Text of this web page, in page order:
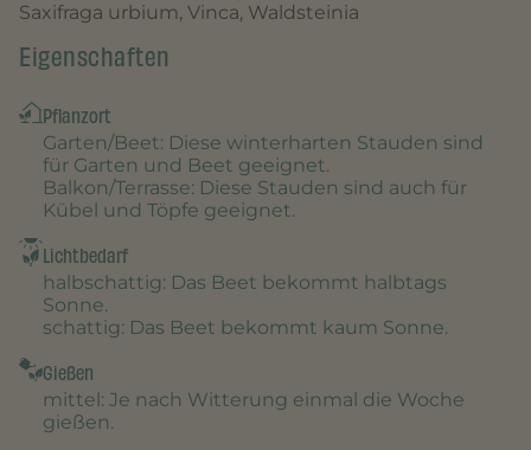
Saxifraga urbium, Vinca, Waldsteinia
Eigenschaften
Pflanzort
Garten/Beet: Diese winterharten Stauden sind
für Garten und Beet geeignet.
Balkon/Terrasse: Diese Stauden sind auch für
Kübel und Töpfe geeignet.
Lichtbedarf
halbschattig: Das Beet bekommt halbtags
Sonne.
schattig: Das Beet bekommt kaum Sonne.
Gießen
mittel: Je nach Witterung einmal die Woche
gießen.